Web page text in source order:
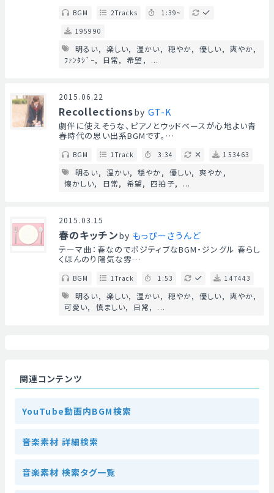
BGM 2Tracks
1:39~
195990
明るい 楽しい 温かい 穏やか 優しい
爽やか
ﾌｧﾝﾀｼﾞｰ
日常 希望 ...
2015.06.22
Recollectionsby GT-K
劇伴に使えそうな、ピアノとウッドベースが心地よい青
春時代の思い出系BGMです。…
BGM 1Track 3:34 153463
明るい 温かい 穏やか 優しい
爽やか
懐かしい
日常 希望 四拍子 ...
2015.03.15
春のキッチンby もっぴーさうんど
テーマ曲：春なのでポジティブなBGM・ジングル 春らし
くほんのり陽気な雰…
BGM 1Track 1:53 147443
明るい 楽しい 温かい 穏やか 優しい
爽やか
可愛い
慎ましい 日常 ...
関連コンテンツ
YouTube動画内BGM検索
音楽素材 詳細検索
音楽素材 検索タグ一覧